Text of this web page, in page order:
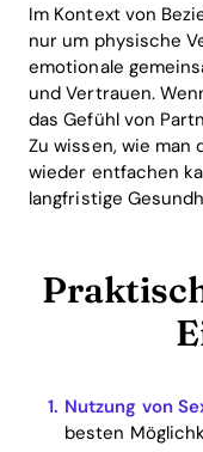
Im Kontext von
nur um physische
emotionale
und Vertrauen.
das Gefühl von
Zu wissen, wie
wieder entfachen
langfristige
Nutzung von
besten